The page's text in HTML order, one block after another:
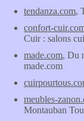
tendanza.com,
confort-
Cuir : salons
made.com, Du
made.com
meubles-
Montauban